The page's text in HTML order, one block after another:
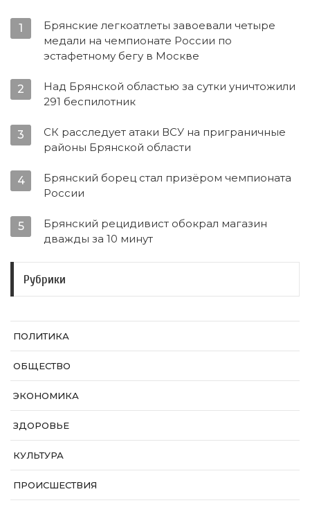
1
Брянские легкоатлеты завоевали четыре
медали на чемпионате России по
эстафетному бегу в Москве
2
Над Брянской областью за сутки уничтожили
291 беспилотник
3
СК расследует атаки ВСУ на приграничные
районы Брянской области
4
Брянский борец стал призёром чемпионата
России
5
Брянский рецидивист обокрал магазин
дважды за 10 минут
Рубрики
ПОЛИТИКА
ОБЩЕСТВО
ЭКОНОМИКА
ЗДОРОВЬЕ
КУЛЬТУРА
ПРОИСШЕСТВИЯ